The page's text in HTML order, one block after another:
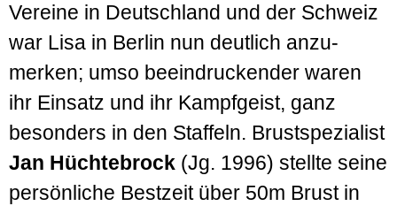
Vereine in Deutsch­land und der Schweiz
war Lisa in Berlin nun deutlich anzu­
merken; umso beein­druckender waren
ihr Einsatz und ihr Kampf­geist, ganz
besonders in den Staffeln. Brust­spezialist
Jan Hüchte­brock (Jg. 1996) stellte seine
persön­liche Best­zeit über 50m Brust in